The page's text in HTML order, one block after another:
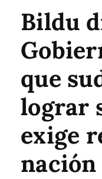
Bildu
que
lograr
exige
nación